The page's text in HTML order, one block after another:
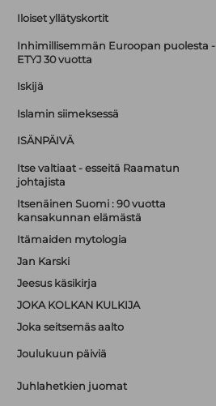
Iloiset yllätyskortit
Inhimillisemmän Euroopan puolesta -
ETYJ 30 vuotta
Iskijä
Islamin siimeksessä
ISÄNPÄIVÄ
Itse valtiaat - esseitä Raamatun
johtajista
Itsenäinen Suomi : 90 vuotta
kansakunnan elämästä
Itämaiden mytologia
Jan Karski
Jeesus käsikirja
JOKA KOLKAN KULKIJA
Joka seitsemäs aalto
Joulukuun päiviä
Juhlahetkien juomat